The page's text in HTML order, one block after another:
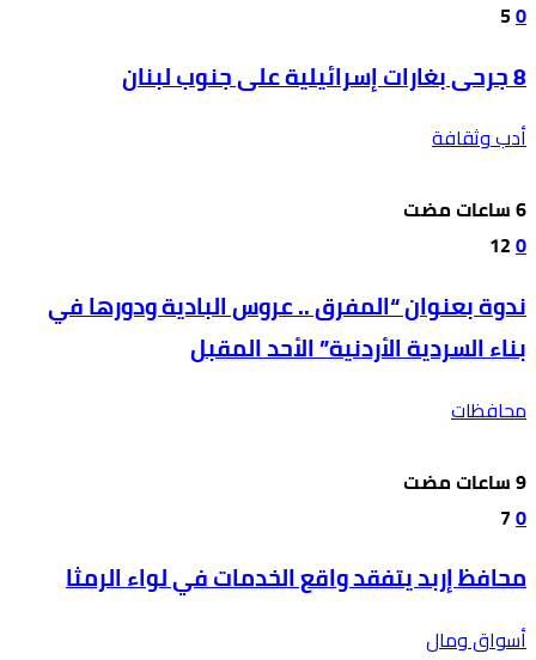
0
5
8 جرحى بغارات إسرائيلية على جنوب لبنان
أدب وثقافة
0
12
ندوة بعنوان “المفرق .. عروس البادية ودورها في
بناء السردية الأردنية” الأحد المقبل
محافظات
0
7
محافظ إربد يتفقد واقع الخدمات في لواء الرمثا
أسواق ومال